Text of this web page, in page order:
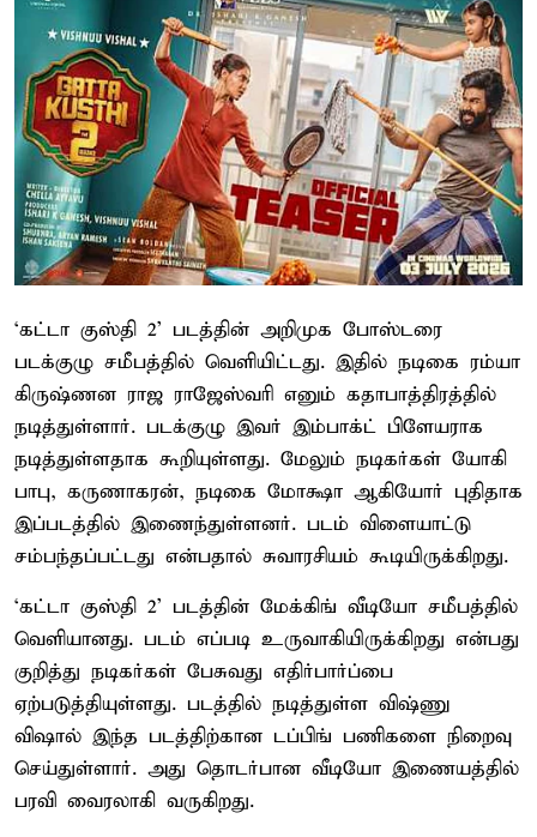
‘கட்டா குஸ்தி 2’ படத்தின் அறிமுக போஸ்டரை
படக்குழு சமீபத்தில் வெளியிட்டது. இதில் நடிகை ரம்யா
கிருஷ்ணன ராஜ ராஜேஸ்வரி எனும் கதாபாத்திரத்தில்
நடித்துள்ளார். படக்குழு இவர் இம்பாக்ட் பிளேயராக
நடித்துள்ளதாக கூறியுள்ளது. மேலும் நடிகர்கள் யோகி
பாபு, கருணாகரன், நடிகை மோக்ஷா ஆகியோர் புதிதாக
இப்படத்தில் இணைந்துள்ளனர். படம் விளையாட்டு
சம்பந்தப்பட்டது என்பதால் சுவாரசியம் கூடியிருக்கிறது.
‘கட்டா குஸ்தி 2’ படத்தின் மேக்கிங் வீடியோ சமீபத்தில்
வெளியானது. படம் எப்படி உருவாகியிருக்கிறது என்பது
குறித்து நடிகர்கள் பேசுவது எதிர்பார்ப்பை
ஏற்படுத்தியுள்ளது. படத்தில் நடித்துள்ள விஷ்ணு
விஷால் இந்த படத்திற்கான டப்பிங் பணிகளை நிறைவு
செய்துள்ளார். அது தொடர்பான வீடியோ இணையத்தில்
பரவி வைரலாகி வருகிறது.